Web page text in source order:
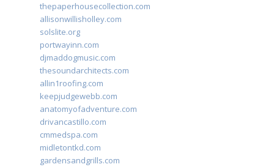
thepaperhousecollection.com
allisonwillisholley.com
solslite.org
portwayinn.com
djmaddogmusic.com
thesoundarchitects.com
allin1roofing.com
keepjudgewebb.com
anatomyofadventure.com
drivancastillo.com
cmmedspa.com
midletontkd.com
gardensandgrills.com